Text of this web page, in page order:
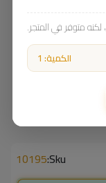
Sku:
10195
لكنه متوفر في المتجر.
الكمية: 1